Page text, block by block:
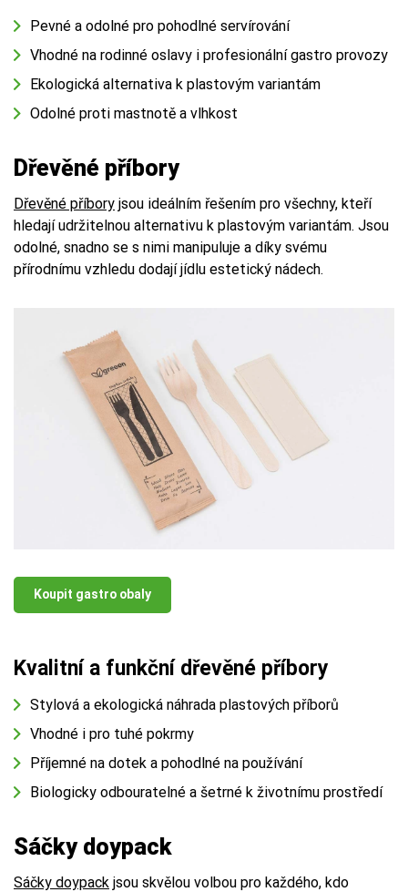
Pevné a odolné pro pohodlné servírování
Vhodné na rodinné oslavy i profesionální gastro provozy
Ekologická alternativa k plastovým variantám
Odolné proti mastnotě a vlhkost
Dřevěné příbory
Dřevěné příbory jsou ideálním řešením pro všechny, kteří
hledají udržitelnou alternativu k plastovým variantám. Jsou
odolné, snadno se s nimi manipuluje a díky svému
přírodnímu vzhledu dodají jídlu estetický nádech.
Koupit gastro obaly
Kvalitní a funkční dřevěné příbory
Stylová a ekologická náhrada plastových příborů
Vhodné i pro tuhé pokrmy
Příjemné na dotek a pohodlné na používání
Biologicky odbouratelné a šetrné k životnímu prostředí
Sáčky doypack
Sáčky doypack jsou skvělou volbou pro každého, kdo